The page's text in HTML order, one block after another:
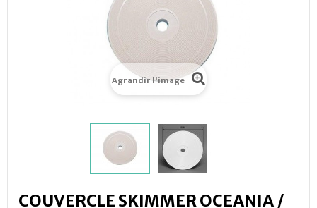
Agrandir l'image
COUVERCLE SKIMMER OCEANIA /